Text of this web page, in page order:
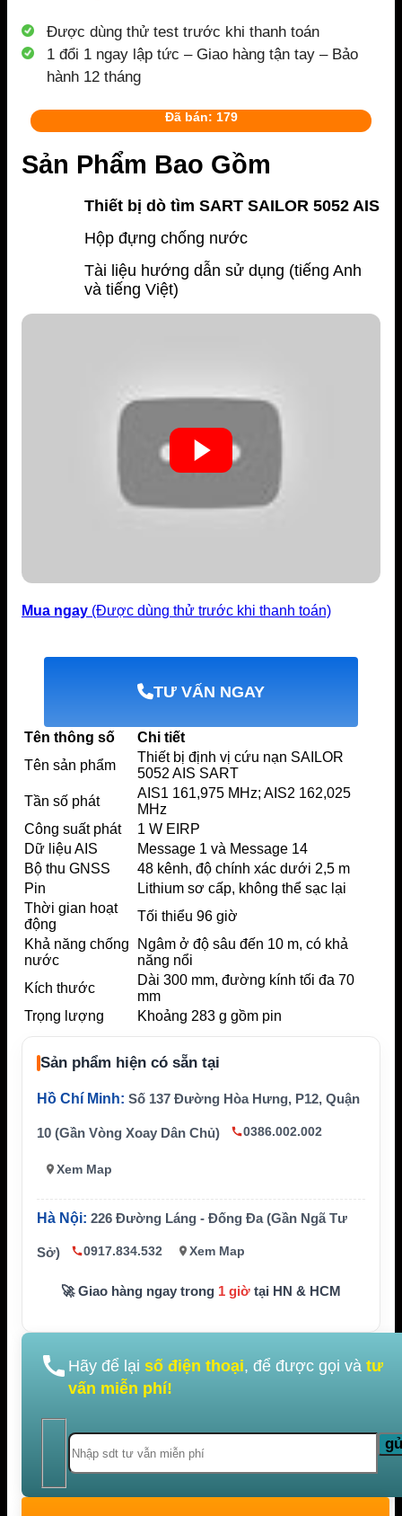
Được dùng thử test trước khi thanh toán
1 đổi 1 ngay lập tức – Giao hàng tận tay – Bảo
hành 12 tháng
Đã bán: 179
Sản Phẩm Bao Gồm
Thiết bị dò tìm SART SAILOR 5052 AIS
Hộp đựng chống nước
Tài liệu hướng dẫn sử dụng (tiếng Anh
và tiếng Việt)
Mua ngay (Được dùng thử trước khi thanh toán)
TƯ VẤN NGAY
Tên thông số
Chi tiết
Tên sản phẩm
Thiết bị định vị cứu nạn SAILOR
5052 AIS SART
Tần số phát
AIS1 161,975 MHz; AIS2 162,025
MHz
Công suất phát
1 W EIRP
Dữ liệu AIS
Message 1 và Message 14
Bộ thu GNSS
48 kênh, độ chính xác dưới 2,5 m
Pin
Lithium sơ cấp, không thể sạc lại
Thời gian hoạt
động
Tối thiểu 96 giờ
Khả năng chống
nước
Ngâm ở độ sâu đến 10 m, có khả
năng nổi
Kích thước
Dài 300 mm, đường kính tối đa 70
mm
Trọng lượng
Khoảng 283 g gồm pin
Sản phẩm hiện có sẵn tại
Hồ Chí Minh: Số 137 Đường Hòa Hưng, P12, Quận
10 (Gần Vòng Xoay Dân Chủ) 0386.002.002
Xem Map
Hà Nội: 226 Đường Láng - Đống Đa (Gần Ngã Tư
Sở) 0917.834.532 Xem Map
🚀 Giao hàng ngay trong 1 giờ tại HN & HCM
Hãy để lại số điện thoại, để được gọi và tư
vấn miễn phí!